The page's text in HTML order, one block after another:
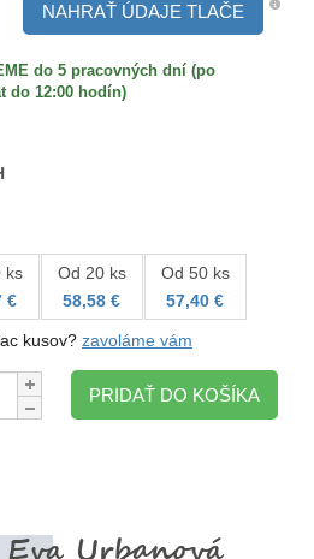
NAHRAŤ ÚDAJE TLAČE
do 5 pracovných dní (po
do 12:00 hodín)
ks
€
Od 20 ks
58,58 €
Od 50 ks
57,40 €
kusov? zavoláme vám
Množstvo:
PRIDAŤ DO KOŠÍKA